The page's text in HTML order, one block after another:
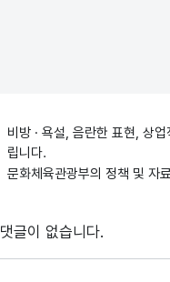
비방 · 욕설, 음란한 표현, 상
립니다.
문화체육관광부의 정책 및 자
댓글이 없습니다.